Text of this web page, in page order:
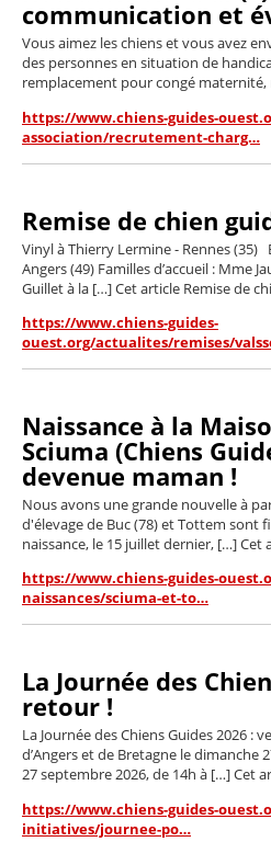
communication et
Vous aimez les chiens et vous avez
des personnes en situation de
remplacement pour congé
https://www.chiens-guides-
association/recrutement-charg…
Remise de chien
Vinyl à Thierry Lermine - Rennes (35)
Angers (49) Familles d’accueil : Mme
Guillet à la […] Cet article Remise de
https://www.chiens-guides-
ouest.org/actualites/remises/
Naissance à la
Sciuma (Chiens
devenue maman !
Nous avons une grande nouvelle à
d'élevage de Buc (78) et Tottem sont
naissance, le 15 juillet dernier, […] Cet
https://www.chiens-guides-
naissances/sciuma-et-to…
La Journée des
retour !
La Journée des Chiens Guides 2026 :
d’Angers et de Bretagne le
27 septembre 2026, de 14h à […] Cet
https://www.chiens-guides-
initiatives/journee-po…